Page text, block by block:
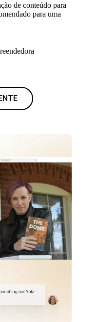
de conteúdo para
para uma